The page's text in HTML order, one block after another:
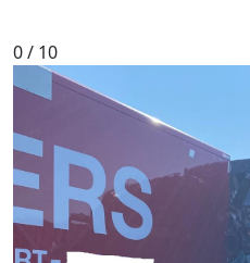
0/ 10